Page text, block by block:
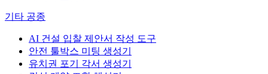
기타 공종
AI 건설 입찰 제안서 작성 도구
안전 툴박스 미팅 생성기
유치권 포기 각서 생성기